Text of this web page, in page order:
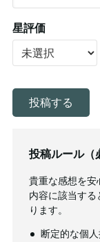
星評価
投稿ルール（
貴重な感想を安
内容に該当す
ります。
断定的な個